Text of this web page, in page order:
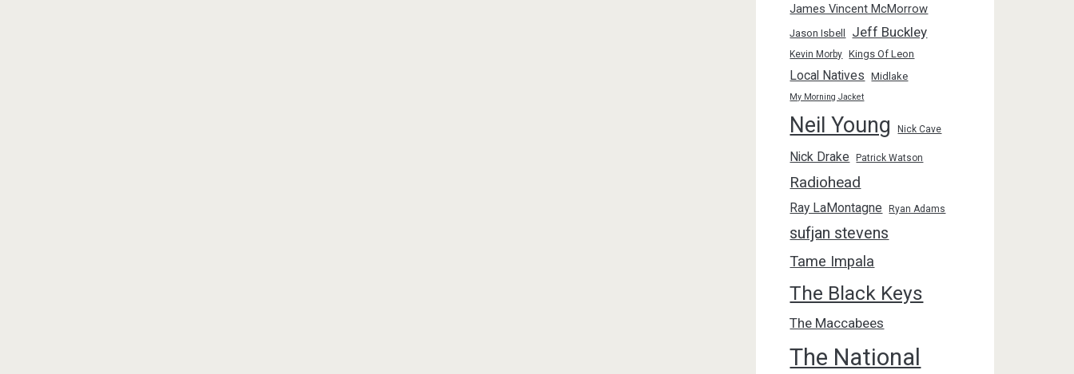
James Vincent McMorrow
Jason Isbell Jeff Buckley
Kevin Morby Kings Of Leon
Local Natives Midlake
My Morning Jacket
Neil Young Nick Cave
Nick Drake Patrick Watson
Radiohead
Ray LaMontagne Ryan Adams
sufjan stevens
Tame Impala
The Black Keys
The Maccabees
The National